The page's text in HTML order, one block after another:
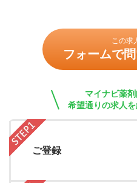
この求
フォームで
マイナビ薬
希望通りの求人
ご登録